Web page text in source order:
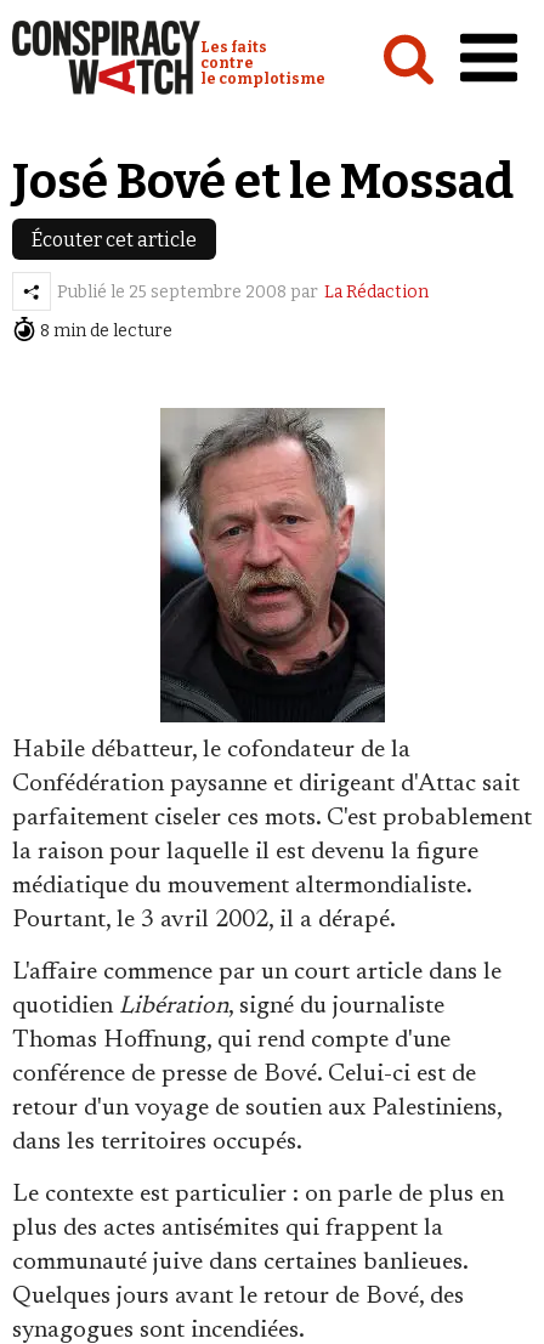
Conspiracy Watch :
Les faits
contre
le complotisme
Analyses
Conspipédia
Vidéos
Émissions
Newsletter
Faire un don
Demander à Vera
Se connecter
José Bové et le Mossad
Écouter cet article
Publié le 25 septembre 2008 par La Rédaction
8 min de lecture
Habile débatteur, le cofondateur de la
Confédération paysanne et dirigeant d'Attac sait
parfaitement ciseler ces mots. C'est probablement
la raison pour laquelle il est devenu la figure
médiatique du mouvement altermondialiste.
Pourtant, le 3 avril 2002, il a dérapé.
L'affaire commence par un court article dans le
quotidien Libération, signé du journaliste
Thomas Hoffnung, qui rend compte d'une
conférence de presse de Bové. Celui-ci est de
retour d'un voyage de soutien aux Palestiniens,
dans les territoires occupés.
Le contexte est particulier : on parle de plus en
plus des actes antisémites qui frappent la
communauté juive dans certaines banlieues.
Quelques jours avant le retour de Bové, des
synagogues sont incendiées.